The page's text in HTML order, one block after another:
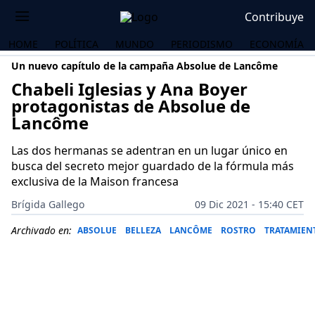
Contribuye
HOME POLÍTICA MUNDO PERIODISMO
ECONOMÍA
Un nuevo capítulo de la campaña Absolue de Lancôme
Chabeli Iglesias y Ana Boyer
protagonistas de Absolue de
Lancôme
Las dos hermanas se adentran en un lugar único en
busca del secreto mejor guardado de la fórmula más
exclusiva de la Maison francesa
Brígida Gallego
09 Dic 2021 - 15:40 CET
Archivado en: ABSOLUE BELLEZA LANCÔME ROSTRO